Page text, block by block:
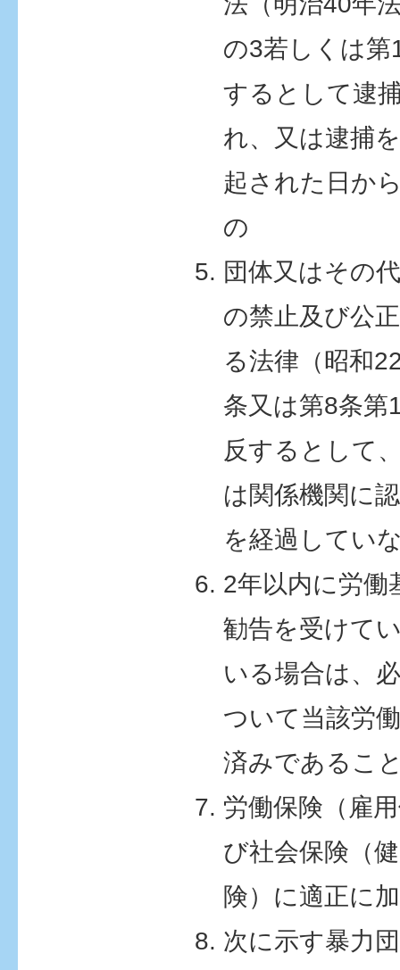
の3若しくは第
するとして逮
れ、又は逮捕
起された日か
の
団体又はその
の禁止及び公
る法律（昭和
条又は第8条第
反するとして
は関係機関に
を経過してい
2年以内に労働
勧告を受けて
いる場合は、
ついて当該労
済みであるこ
労働保険（雇
び社会保険（
険）に適正に
次に示す暴力